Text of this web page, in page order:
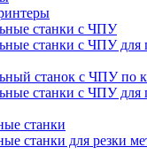
станки с ЧПУ
станки с ЧПУ для
станок с ЧПУ по
станки с ЧПУ для
станки
станки для резки